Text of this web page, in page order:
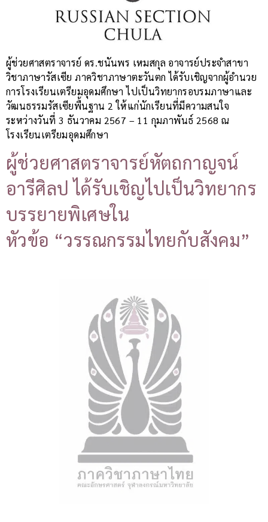
ผู้ช่วยศาสตราจารย์ ดร.ชนันพร เหมสกุล อาจารย์ประจำสาขา
วิชาภาษารัสเซีย ภาควิชาภาษาตะวันตก ได้รับเชิญจากผู้อำนวย
การโรงเรียนเตรียมอุดมศึกษา ไปเป็นวิทยากรอบรมภาษาและ
วัฒนธรรมรัสเซียพื้นฐาน 2 ให้แก่นักเรียนที่มีความสนใจ
ระหว่างวันที่ 3 ธันวาคม 2567 – 11 กุมภาพันธ์ 2568 ณ
โรงเรียนเตรียมอุดมศึกษา
ผู้ช่วยศาสตราจารย์หัตถกาญจน์
อารีศิลป ได้รับเชิญไปเป็นวิทยากร
บรรยายพิเศษใน
หัวข้อ “วรรณกรรมไทยกับสังคม”